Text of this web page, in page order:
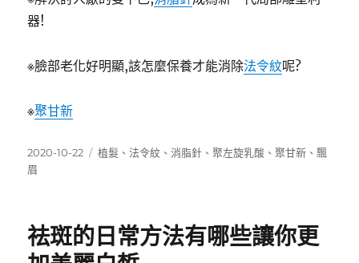
器!
※臉部老化好明顯,該怎麼保養才能消除法令紋呢?
※聚甘新
發
佈
2020-10-22
標
植髮 、法令紋 、消脂針 、聚左旋乳酸 、聚甘新 、飄
眉
祛斑的日常方法有哪些讓你更